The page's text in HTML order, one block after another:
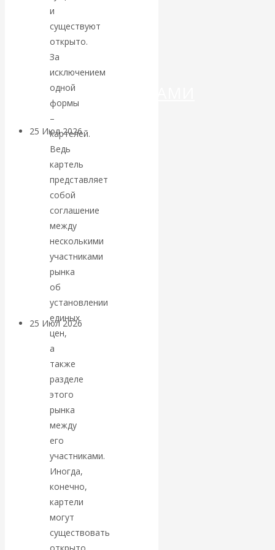
ДЕНЕГ»: КИТАЙ
ВЕДЁТ БОРЬБУ
КРИПТОВАЛЮТАМИ
25 Июл 2026Геополитика
Валентин
КАтасонов.
Может ли
Америка
покинуть НАТО?
25 Июл 2026
интервью и беседы
«Об этом
молчат»:
экономист
Валентин
Катасонов
считает, что
и
существуют
открыто.
За
исключением
одной
формы
–
картелей.
Ведь
картель
представляет
собой
соглашение
между
несколькими
участниками
рынка
об
установлении
единых
цен,
а
также
разделе
этого
рынка
между
его
участниками.
Иногда,
конечно,
картели
могут
существовать